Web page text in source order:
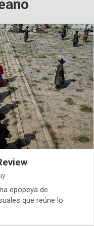
epopeya de
que reúne lo